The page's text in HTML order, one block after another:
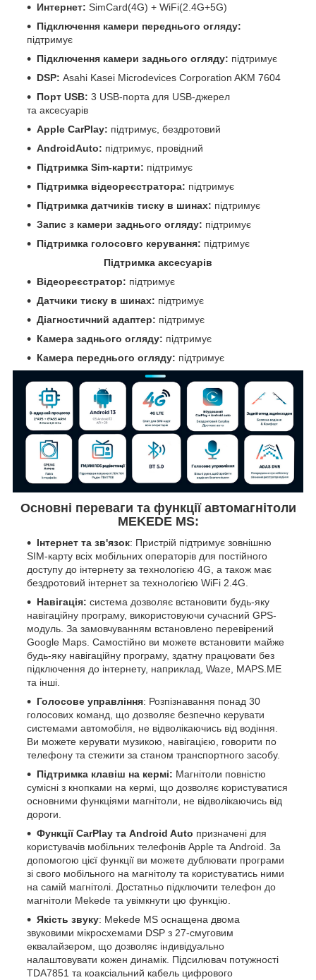
Интернет: SimCard(4G) + WiFi(2.4G+5G)
Підключення камери переднього огляду:
підтримує
Підключення камери заднього огляду: підтримує
DSP: Asahi Kasei Microdevices Corporation AKM 7604
Порт USB: 3 USB-порта для USB-джерел
та аксесуарів
Apple CarPlay: підтримує, бездротовий
AndroidAuto: підтримує, провідний
Підтримка Sim-карти: підтримує
Підтримка відеореєстратора: підтримує
Підтримка датчиків тиску в шинах: підтримує
Запис з камери заднього огляду: підтримує
Підтримка голосовго керування: підтримує
Підтримка аксесуарів
Відеореєстратор: підтримує
Датчики тиску в шинах: підтримує
Діагностичний адаптер: підтримує
Камера заднього огляду: підтримує
Камера переднього огляду: підтримує
Основні переваги та функції автомагнітоли
MEKEDE MS:
Інтернет та зв'язок: Пристрій підтримує зовнішню
SIM-карту всіх мобільних операторів для постійного
доступу до інтернету за технологією 4G, а також має
бездротовий інтернет за технологією WiFi 2.4G.
Навігація: система дозволяє встановити будь-яку
навігаційну програму, використовуючи сучасний GPS-
модуль. За замовчуванням встановлено перевірений
Google Maps. Самостійно ви можете встановити майже
будь-яку навігаційну програму, здатну працювати без
підключення до інтернету, наприклад, Waze, MAPS.ME
та інші.
Голосове управління: Розпізнавання понад 30
голосових команд, що дозволяє безпечно керувати
системами автомобіля, не відволікаючись від водіння.
Ви можете керувати музикою, навігацією, говорити по
телефону та стежити за станом транспортного засобу.
Підтримка клавіш на кермі: Магнітоли повністю
сумісні з кнопками на кермі, що дозволяє користуватися
основними функціями магнітоли, не відволікаючись від
дороги.
Функції CarPlay та Android Auto призначені для
користувачів мобільних телефонів Apple та Android. За
допомогою цієї функції ви можете дублювати програми
зі свого мобільного на магнітолу та користуватись ними
на самій магнітолі. Достатньо підключити телефон до
магнітоли Mekede та увімкнути цю функцію.
Якість звуку: Mekede MS оснащена двома
звуковими мікросхемами DSP з 27-смуговим
еквалайзером, що дозволяє індивідуально
налаштовувати кожен динамік. Підсилювач потужності
TDA7851 та коаксіальний кабель цифрового